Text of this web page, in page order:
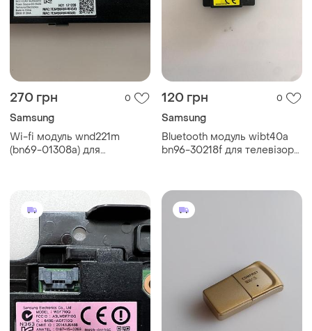
270 грн 0
Samsung
Wi-fi модуль wnd221m
(bn69-01308a) для
120 грн 0
Samsung
Bluetooth модуль wibt40a
bn96-30218f для телевізора